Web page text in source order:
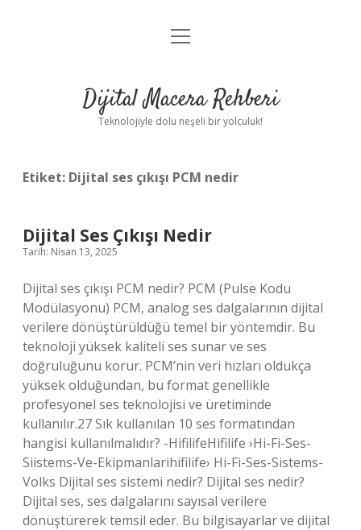
Anasayfa
Yasal Uyarı
menüyü
Dijital Macera Rehberi
Teknolojiyle dolu neşeli bir yolculuk!
Etiket: Dijital ses çıkışı PCM nedir
Dijital Ses Çıkışı Nedir
Tarih: Nisan 13, 2025
Dijital ses çıkışı PCM nedir? PCM (Pulse Kodu
Modülasyonu) PCM, analog ses dalgalarının dijital
verilere dönüştürüldüğü temel bir yöntemdir. Bu
teknoloji yüksek kaliteli ses sunar ve ses
doğruluğunu korur. PCM’nin veri hızları oldukça
yüksek olduğundan, bu format genellikle
profesyonel ses teknolojisi ve üretiminde
kullanılır.27 Sık kullanılan 10 ses formatından
hangisi kullanılmalıdır? -HifilifeHifilife ›Hi-Fi-Ses-
Siistems-Ve-Ekipmanlarihifilife› Hi-Fi-Ses-Sistems-
Volks Dijital ses sistemi nedir? Dijital ses nedir?
Dijital ses, ses dalgalarını sayısal verilere
dönüştürerek temsil eder. Bu bilgisayarlar ve dijital